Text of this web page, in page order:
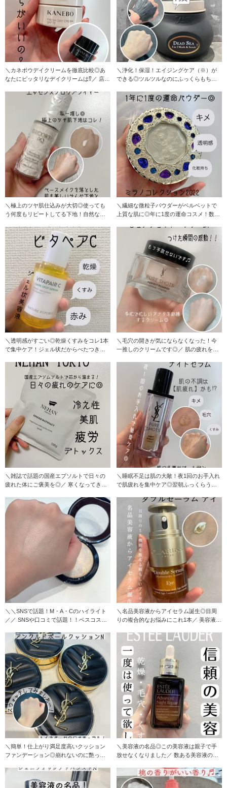
＼カネボウデイクリームを徹底比較◎あ
なたにピッタリなデイクリームは⁉︎／ 店頭
＼浄化！保湿！エイジングケア（※）が
できる◎ツルツルなのにふっくらもちも
＼極上のツヤ肌仕込みが大切◎使っても
う何度もリピートしてる下地！自然な透
＼繊細な微粒子パウダーがベルベットで
上質な肌に◎年に1度の運命コスメ！数量
＼透明感がすごい◎乾燥くすみをコレ1本
で集中ケア！ジェル状だからべたつきに
＼毛穴の開きが気にならなくなった！今
一推しのクリームです◎／ 肌の疲れを感
＼雑誌で話題の国産エプソルトで日々の
疲れた体にご褒美を◎／ 寒くなってきた
＼睡眠不足は肌の大敵！夜1回のお手入れ
で肌疲れを集中ケア◎翌朝ふっくらうる
＼＼SNSで話題！M・A・Cのハイライト
／／ SNSや口コミで話題！！ベスコス受
＼名品美容液からアイセラム誕生◎目周
りの複合的なお悩みにこれ1本／ 美容液の
＼簡単！仕上がり満足度高いクッション
ファンデーション◎崩れないのに艶っぽ
＼美容液の名品◎この美容液は親子で手
放せなくなりました／ 数ある美容液の中